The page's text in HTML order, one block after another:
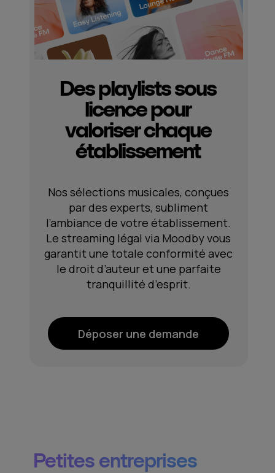
Déposer une demande
Nos sélections musicales, conçues
par des experts, subliment
l’ambiance de votre établissement.
Le streaming légal via Moodby vous
garantit une totale conformité avec
le droit d’auteur et une parfaite
tranquillité d’esprit.
Des playlists sous
licence pour
valoriser chaque
établissement
Petites entreprises